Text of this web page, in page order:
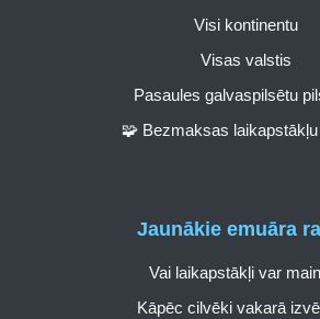
Visi kontinentu
Visas valstis
Pasaules galvaspilsētu
🧩 Bezmaksas
Jaunākie emuāra
Vai laikapstākļi var
Kāpēc cilvēki vakarā